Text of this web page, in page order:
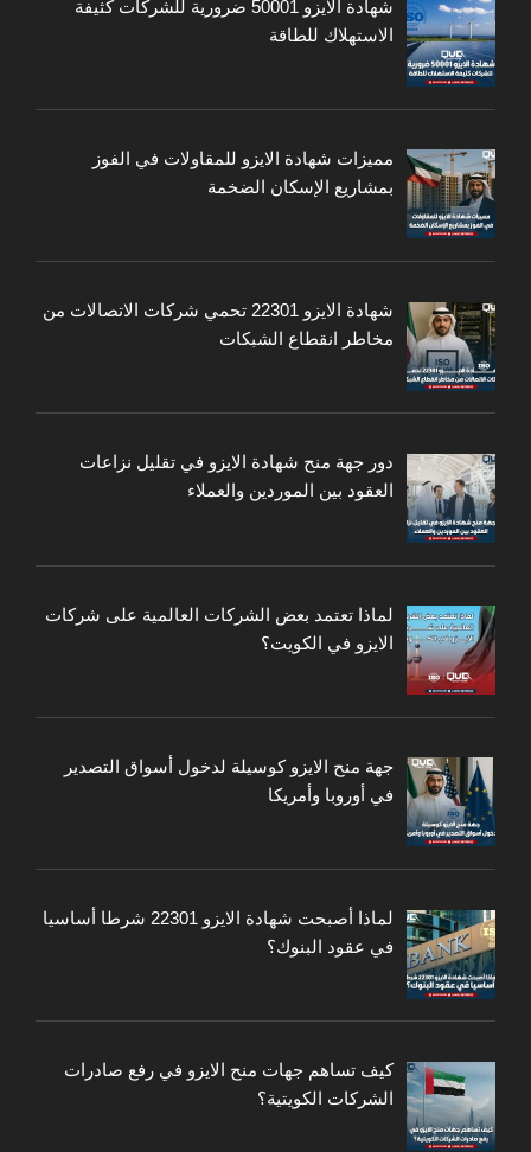
شهادة الايزو 50001 ضرورية للشركات كثيفة
الاستهلاك للطاقة
مميزات شهادة الايزو للمقاولات في الفوز
بمشاريع الإسكان الضخمة
شهادة الايزو 22301 تحمي شركات الاتصالات من
مخاطر انقطاع الشبكات
دور جهة منح شهادة الايزو في تقليل نزاعات
العقود بين الموردين والعملاء
لماذا تعتمد بعض الشركات العالمية على شركات
الايزو في الكويت؟
جهة منح الايزو كوسيلة لدخول أسواق التصدير
في أوروبا وأمريكا
لماذا أصبحت شهادة الايزو 22301 شرطا أساسيا
في عقود البنوك؟
كيف تساهم جهات منح الايزو في رفع صادرات
الشركات الكويتية؟